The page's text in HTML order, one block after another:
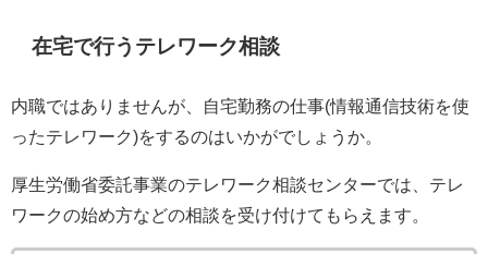
在宅で行うテレワーク相談
内職ではありませんが、自宅勤務の仕事(情報通信技術を使
ったテレワーク)をするのはいかがでしょうか。
厚生労働省委託事業のテレワーク相談センターでは、テレ
ワークの始め方などの相談を受け付けてもらえます。